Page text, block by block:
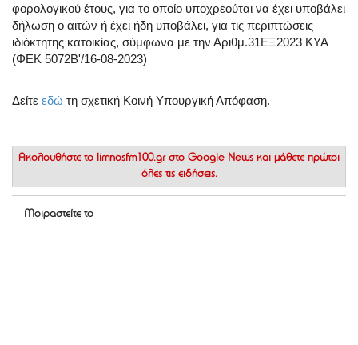
φορολογικού έτους, για το οποίο υποχρεούται να έχει υποβάλει
δήλωση ο αιτών ή έχει ήδη υποβάλει, για τις περιπτώσεις
ιδιόκτητης κατοικίας, σύμφωνα με την Αριθμ.31ΕΞ2023 ΚΥΑ
(ΦΕΚ 5072Β'/16-08-2023)
Δείτε εδώ τη σχετική Κοινή Υπουργική Απόφαση.
Ακολουθήστε το limnosfm100.gr στο Google News και μάθετε πρώτοι
όλες τις ειδήσεις.
Μοιραστείτε το